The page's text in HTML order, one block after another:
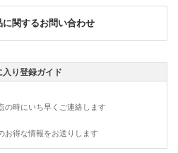
に関するお問い合わせ
入り登録ガイド
の時にいち早くご連絡します
お得な情報をお送りします